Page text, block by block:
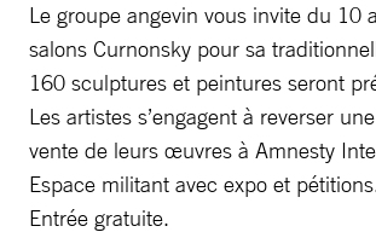
Le groupe angevin vous invite du 10
salons Curnonsky pour sa
160 sculptures et peintures seront
Les artistes s’engagent à reverser
vente de leurs œuvres à Amnesty
Espace militant avec expo et
Entrée gratuite.